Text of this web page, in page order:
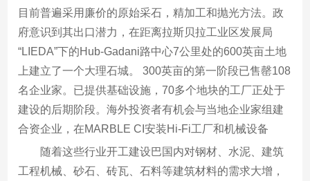
目前普遍采用廉价的原始采石，精加工和抛光方法。政
府意识到其出口潜力，在距离拉斯贝拉工业区发展局
“LIEDA”下的Hub-Gadani路中心7公里处的600英亩土地
上建立了一个大理石城。 300英亩的第一阶段已售罄108
名企业家。已提供基础设施，70多个地块的工厂正处于
建设的后期阶段。海外投资者有机会与当地企业家组建
合资企业，在MARBLE CI安装Hi-Fi工厂和机械设备
随着这些行业开工建设巴国内对钢材、水泥、建筑
工程机械、砂石、砖瓦、石料等建筑材料的需求大增，